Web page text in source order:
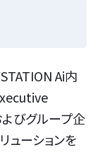
STATION Ai内
びグループ企
ューションを